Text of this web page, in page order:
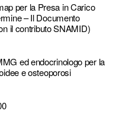
per la Presa in Carico
– Il Documento
il contributo SNAMID)
ed endocrinologo per la
e osteoporosi